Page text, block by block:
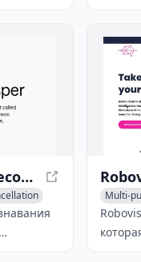
с
для
Whisper - AI Speech Recognition System
Multi-